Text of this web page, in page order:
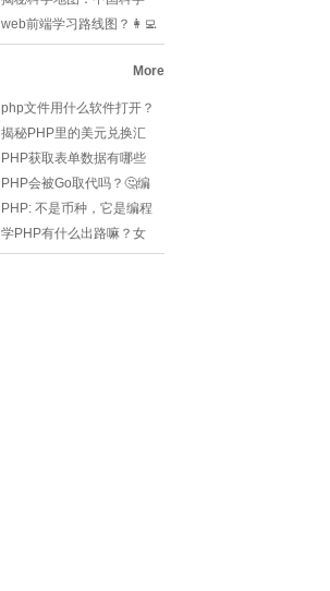
院地理科学与资源研
web前端学习路线图？👩‍💻
前端小白如何
More
php文件用什么软件打开？
🧐开发神器推荐，小白也
能懂！
揭秘PHP里的美元兑换汇
率汇率波动：一美元如何
说PHP？💰📊
PHP获取表单数据有哪些
方法？快来看干货！✨
PHP会被Go取代吗？🤔编
程语言谁更强？
PHP: 不是币种，它是编程
界的金融密码!
学PHP有什么出路嘛？女
生适合学PHP吗？🔥快来